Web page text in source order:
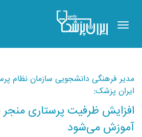
Toggle
navigation
مدیر فرهنگی دانشجویی سازمان نظام
ایران پزشک:
افزایش ظرفیت پرستاری
آموزش می‌شود